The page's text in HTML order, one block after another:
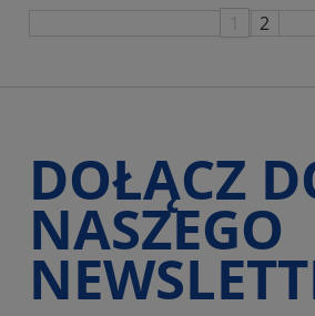
2
DOŁĄCZ
NASZEGO